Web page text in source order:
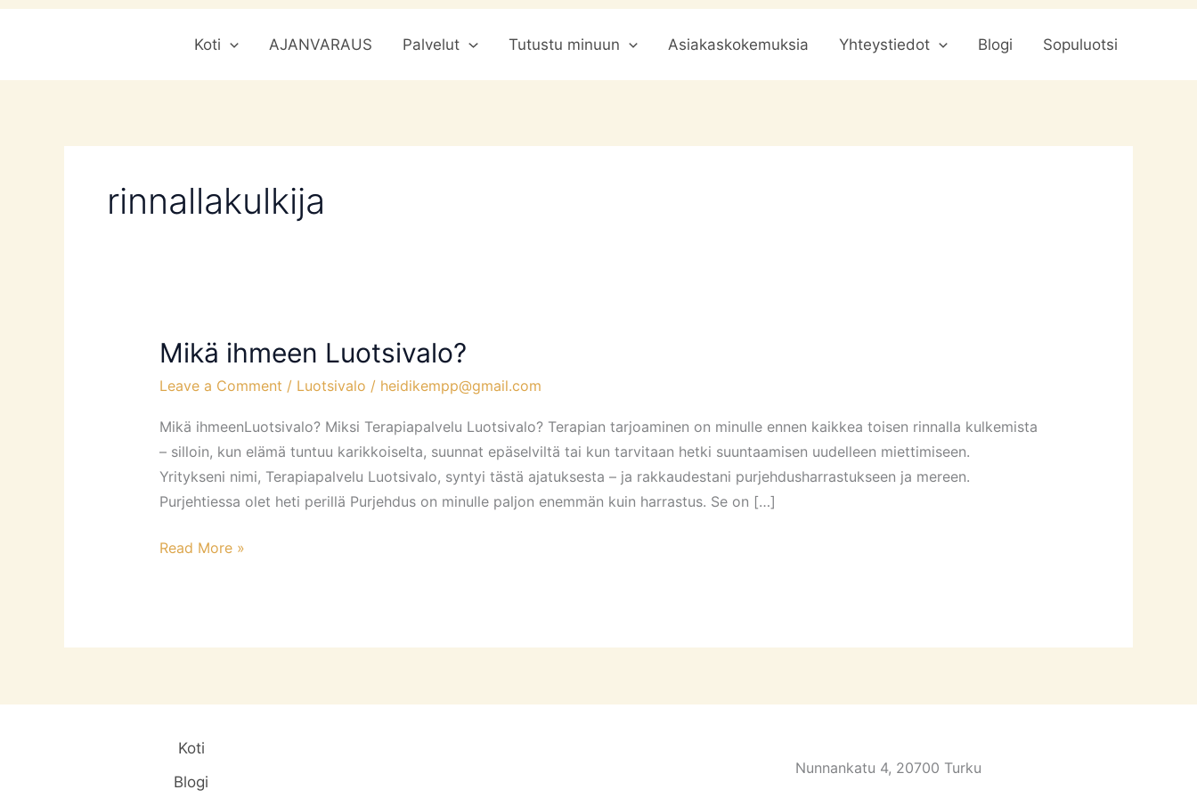
Koti AJANVARAUS Palvelut Tutustu minuun Asiakaskokemuksia Yhteystiedot Blogi Sopuluotsi
rinnallakulkija
Mikä ihmeen Luotsivalo?
Leave a Comment / Luotsivalo / heidikempp@gmail.com
Mikä ihmeenLuotsivalo? Miksi Terapiapalvelu Luotsivalo? Terapian tarjoaminen on minulle ennen kaikkea toisen rinnalla kulkemista
– silloin, kun elämä tuntuu karikkoiselta, suunnat epäselviltä tai kun tarvitaan hetki suuntaamisen uudelleen miettimiseen.
Yritykseni nimi, Terapiapalvelu Luotsivalo, syntyi tästä ajatuksesta – ja rakkaudestani purjehdusharrastukseen ja mereen.
Purjehtiessa olet heti perillä Purjehdus on minulle paljon enemmän kuin harrastus. Se on […]
Mikä
Luotsivalo?
Read More »
Koti
Blogi
Nunnankatu 4, 20700 Turku